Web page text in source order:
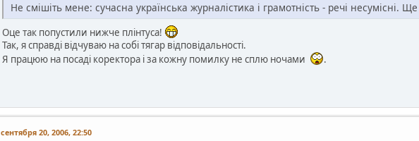
Не смішіть мене: сучасна українська журналістика і грамотність - речі несумісні.
Оце так попустили нижче плінтуса!
Так, я справді відчуваю на собі тягар відповідальності.
Я працюю на посаді коректора і за кожну помилку не сплю ночами
.
сентября 20, 2006, 22:50